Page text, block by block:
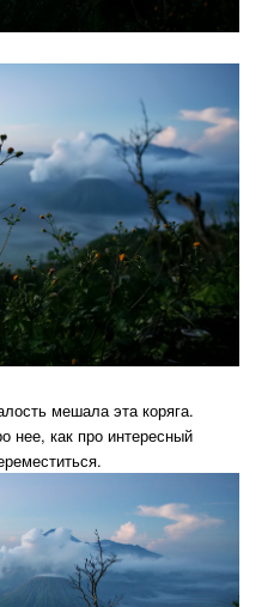
мешала эта коряга.
нее, как про интересный